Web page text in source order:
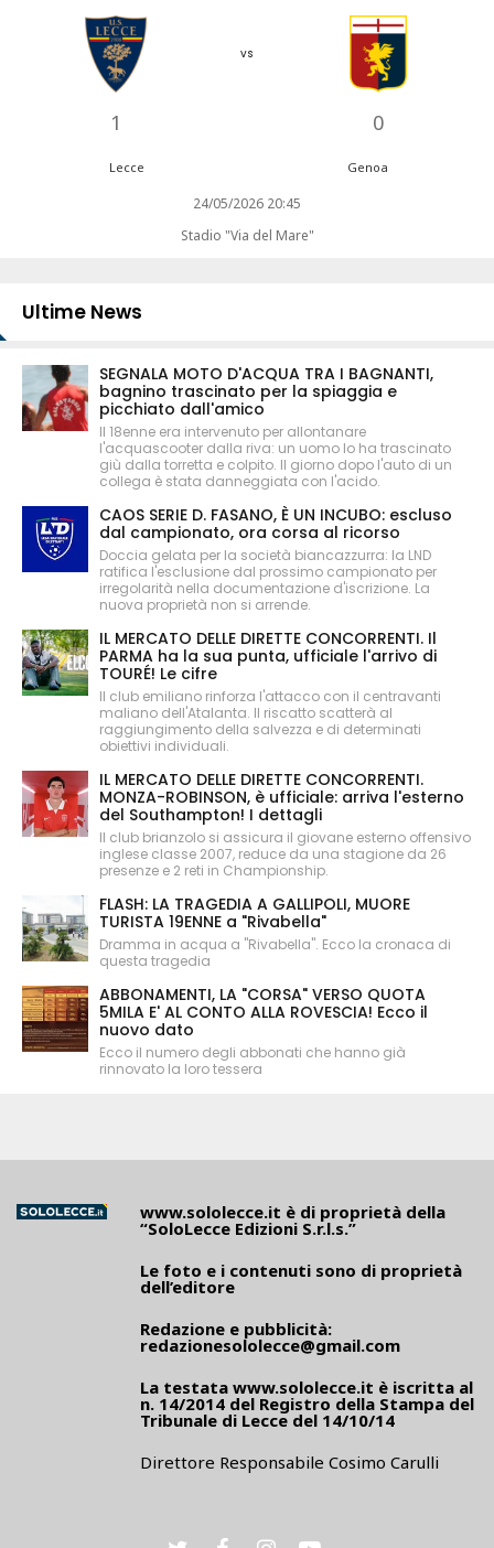
1
vs
0
Lecce Genoa
24/05/2026 20:45
Stadio "Via del Mare"
Ultime News
SEGNALA MOTO D'ACQUA TRA I BAGNANTI,
bagnino trascinato per la spiaggia e
picchiato dall'amico
Il 18enne era intervenuto per allontanare
l'acquascooter dalla riva: un uomo lo ha trascinato
giù dalla torretta e colpito. Il giorno dopo l'auto di un
collega è stata danneggiata con l'acido.
CAOS SERIE D. FASANO, È UN INCUBO: escluso
dal campionato, ora corsa al ricorso
Doccia gelata per la società biancazzurra: la LND
ratifica l'esclusione dal prossimo campionato per
irregolarità nella documentazione d'iscrizione. La
nuova proprietà non si arrende.
IL MERCATO DELLE DIRETTE CONCORRENTI. Il
PARMA ha la sua punta, ufficiale l'arrivo di
TOURÉ! Le cifre
Il club emiliano rinforza l'attacco con il centravanti
maliano dell'Atalanta. Il riscatto scatterà al
raggiungimento della salvezza e di determinati
obiettivi individuali.
IL MERCATO DELLE DIRETTE CONCORRENTI.
MONZA-ROBINSON, è ufficiale: arriva l'esterno
del Southampton! I dettagli
Il club brianzolo si assicura il giovane esterno offensivo
inglese classe 2007, reduce da una stagione da 26
presenze e 2 reti in Championship.
FLASH: LA TRAGEDIA A GALLIPOLI, MUORE
TURISTA 19ENNE a "Rivabella"
Dramma in acqua a "Rivabella". Ecco la cronaca di
questa tragedia
ABBONAMENTI, LA "CORSA" VERSO QUOTA
5MILA E' AL CONTO ALLA ROVESCIA! Ecco il
nuovo dato
Ecco il numero degli abbonati che hanno già
rinnovato la loro tessera
www.sololecce.it è di proprietà della
“SoloLecce Edizioni S.r.l.s.”
Le foto e i contenuti sono di proprietà
dell’editore
Redazione e pubblicità:
redazionesololecce@gmail.com
La testata www.sololecce.it è iscritta al
n. 14/2014 del Registro della Stampa del
Tribunale di Lecce del 14/10/14
Direttore Responsabile Cosimo Carulli